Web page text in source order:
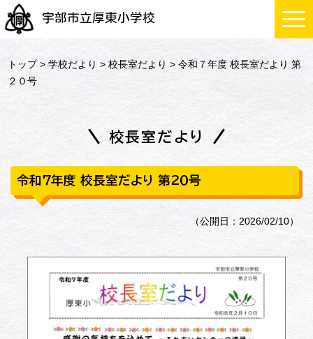
宇部市立厚東小学校
トップ>学校だより >校長室だより > 令和７年度 校長室だより 第
２０号
校長室だより
令和７年度 校長室だより 第２０号
（公開日：2026/02/10）